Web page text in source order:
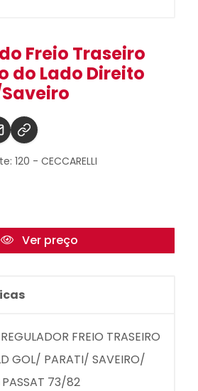
Freio Traseiro
do Lado Direito
120 - CECCARELLI
Ver preço
FREIO TRASEIRO
GOL/ PARATI/ SAVEIRO/
73/82